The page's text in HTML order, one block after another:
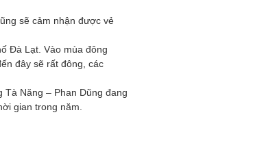
sẽ cảm nhận được vẻ
Đà Lạt. Vào mùa đông
đây sẽ rất đông, các
Năng – Phan Dũng đang
gian trong năm.